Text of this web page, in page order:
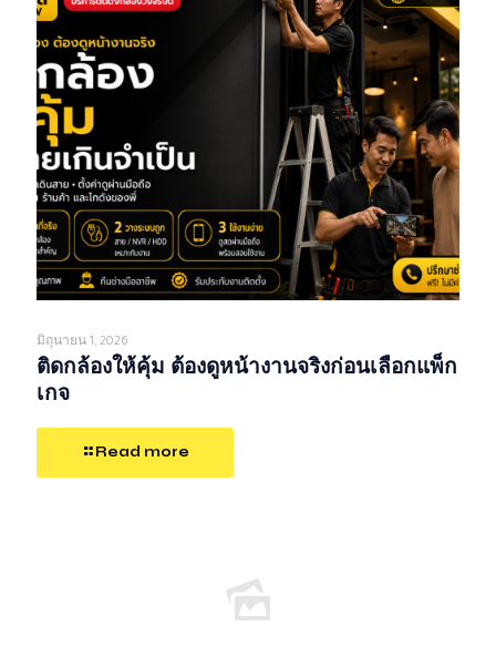
มิถุนายน 1, 2026
ติดกล้องให้คุ้ม ต้องดูหน้างานจริงก่อนเลือกแพ็ก
เกจ
Read more